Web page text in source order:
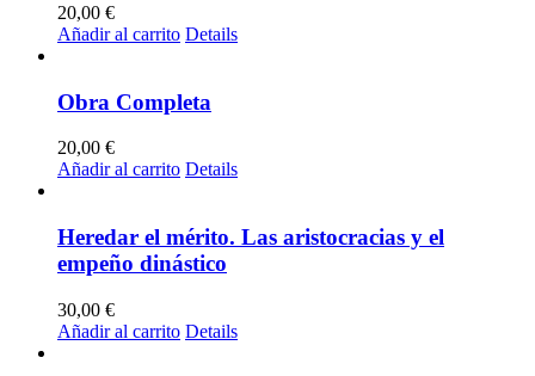
20,00 €
Añadir al carrito Details
Obra Completa
20,00 €
Añadir al carrito Details
Heredar el mérito. Las aristocracias y el
empeño dinástico
30,00 €
Añadir al carrito Details